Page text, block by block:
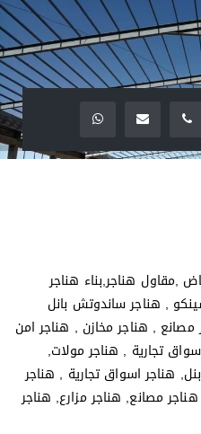
,مقاول هناجر,بناء هناجر
, هناجر ساندوتش بانل
, هناجر مخازن , هناجر امن
تجارية , هناجر مولات,
هناجر اسواق تجارية , هناجر
مصانع, هناجر مزارع, هناجر